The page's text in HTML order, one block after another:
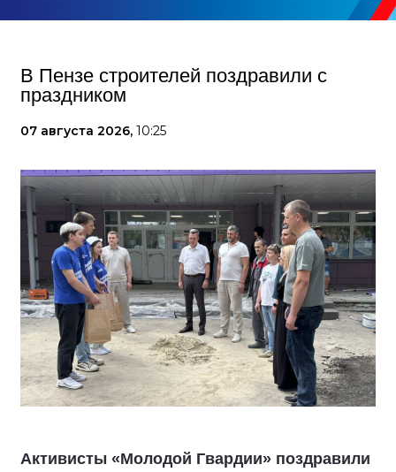
В Пензе строителей поздравили с
праздником
07 августа 2026, 10:25
Активисты «Молодой Гвардии» поздравили